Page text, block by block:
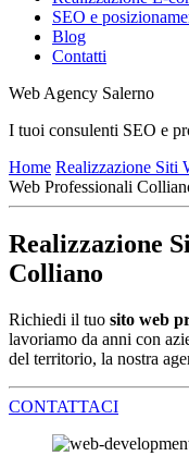
SEO e
Blog
Contatti
Web Agency Salerno
I tuoi consulenti SEO e
Home Realizzazione Siti
Web Professionali
Realizzazione
Colliano
Richiedi il tuo sito web
lavoriamo da anni con
del territorio, la nostra
CONTATTACI